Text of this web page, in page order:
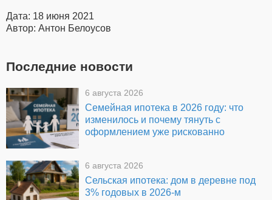
Дата: 18 июня 2021
Автор: Антон Белоусов
Последние новости
6 августа 2026
Семейная ипотека в 2026 году: что
изменилось и почему тянуть с
оформлением уже рискованно
6 августа 2026
Сельская ипотека: дом в деревне под
3% годовых в 2026-м